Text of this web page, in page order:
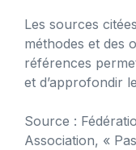
Les sources
méthodes et des
références
et d’approfondir
Source :
Association, «